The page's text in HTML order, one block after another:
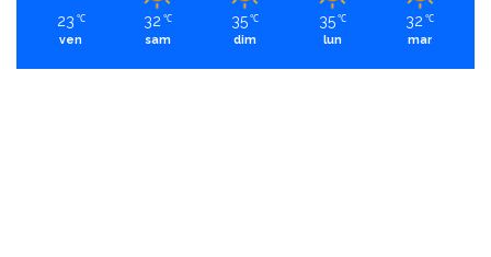
23 ℃
ven
32 ℃
sam
35 ℃
dim
35 ℃
lun
32 ℃
mar